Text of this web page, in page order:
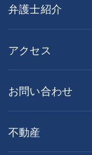
弁護士紹介
アクセス
お問い合わせ
不動産